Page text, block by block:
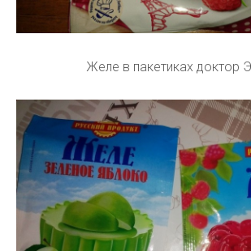
Желе в пакетиках доктор